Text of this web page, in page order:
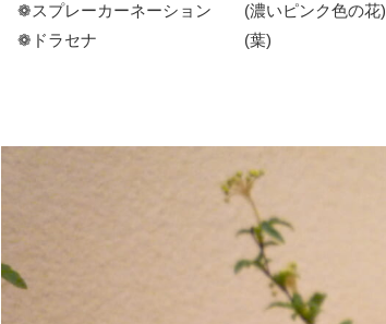
❁スプレーカーネーション (濃いピンク色の花)
❁ドラセナ (葉)